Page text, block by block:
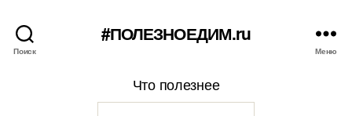
Поиск
#ПОЛЕЗНОЕДИМ.ru
Меню
Что полезнее